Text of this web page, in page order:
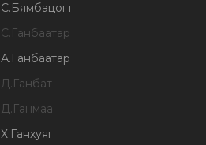
С. Бямбацогт
С. Ганбаатар
А. Ганбаатар
Д. Ганбат
Д. Ганмаа
Х. Ганхуяг